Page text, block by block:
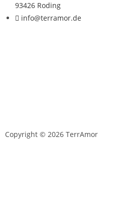
93426 Roding
info@terramor.de
Copyright © 2026 TerrAmor